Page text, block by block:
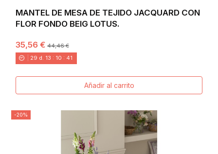
MANTEL DE MESA DE TEJIDO JACQUARD CON
FLOR FONDO BEIG LOTUS.
35,56 €44,46 €
29 d. 13 : 10 : 40
Añadir al carrito
-20%